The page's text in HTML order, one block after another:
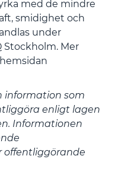
med de mindre
smidighet och
under
Stockholm. Mer
information som
enligt lagen
Informationen
offentliggörande